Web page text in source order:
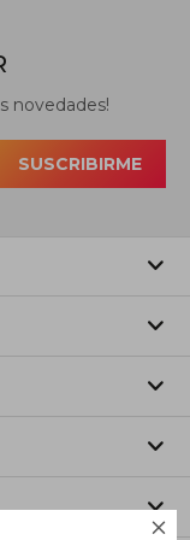

novedades!
SUSCRIBIRME